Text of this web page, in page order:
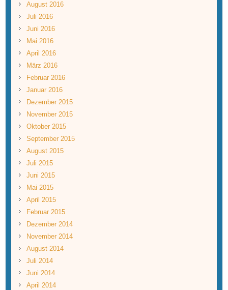
August 2016
Juli 2016
Juni 2016
Mai 2016
April 2016
März 2016
Februar 2016
Januar 2016
Dezember 2015
November 2015
Oktober 2015
September 2015
August 2015
Juli 2015
Juni 2015
Mai 2015
April 2015
Februar 2015
Dezember 2014
November 2014
August 2014
Juli 2014
Juni 2014
April 2014